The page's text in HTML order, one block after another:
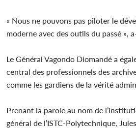
« Nous ne pouvons pas piloter le
moderne avec des outils du passé »,
Le Général Vagondo Diomandé a
central des professionnels des
comme les gardiens de la vérité
Prenant la parole au nom de
général de l’ISTC-Polytechnique,